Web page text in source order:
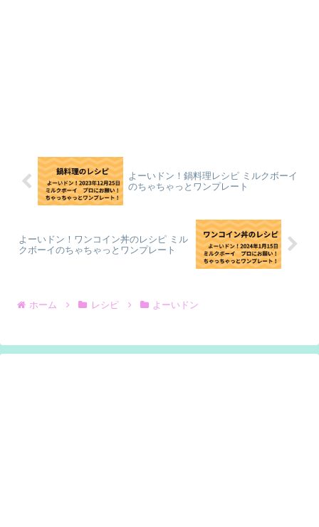
よーいドン！鍋料理レシピ ミルクボーイ
のちゃちゃっとワンプレート
よーいドン！ワンコイン丼のレシピ ミル
クボーイのちゃちゃっとワンプレート
ホーム レシピ よーいドン